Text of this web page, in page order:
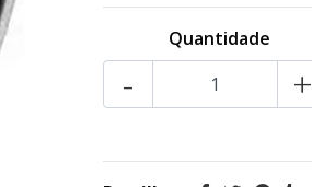
Quantidade
- +